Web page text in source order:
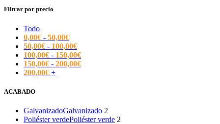
Filtrar por precio
Todo
0,00€ - 50,00€
50,00€ - 100,00€
100,00€ - 150,00€
150,00€ - 200,00€
200,00€ +
ACABADO
GalvanizadoGalvanizado 2
Poliéster verdePoliéster verde 2